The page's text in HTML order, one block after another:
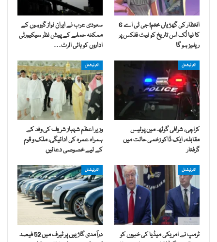
انتظار کی گھڑیاں ختم! جی ٹی اے 6
کا نیا لُک اس تاریخ کو نیٹ فلکس پر
ریلیز ہو گا
سعودی عرب نے ایران نواز گروہوں کے
ممکنہ حملے کے پیش نظر سیکیورٹی
اداروں کو ہائی الرٹ…
انٹرنیشنل
کراچی، شرافی گوٹھ میں پولیس
مقابلہ، ایک ڈاکو زخمی حالت میں
گرفتار
انٹرنیشنل
وزیر اعظم شہباز شریف کی وفد کے
ہمراہ عمرہ کی ادائیگی، ملک و قوم
کے لیے خصوصی دعائیں
انٹرنیشنل
ٹرمپ نے امریکی میڈیا کی خبروں کو
انٹرنیشنل
درآمدی گاڑیوں پر ٹیرف میں 52 فیصد